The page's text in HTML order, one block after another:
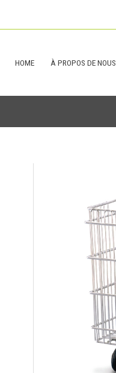
HOME À PROPOS DE NOUS